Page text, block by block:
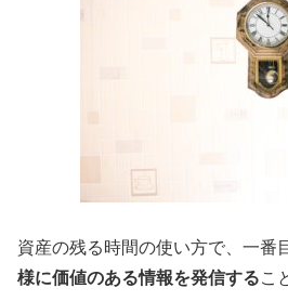
資産の残る時間の使い方で、一番
様に価値のある情報を発信するこ